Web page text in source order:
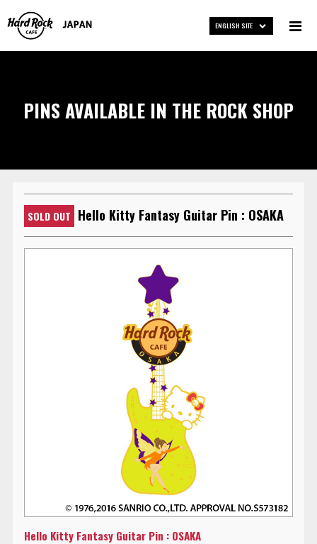
ENGLISH SITE
PINS AVAILABLE IN THE ROCK SHOP
SOLD OUT Hello Kitty Fantasy Guitar Pin : OSAKA
Hello Kitty Fantasy Guitar Pin : OSAKA